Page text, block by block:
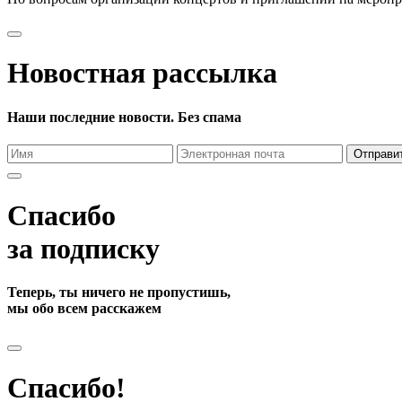
Новостная рассылка
Наши последние новости. Без спама
Спасибо
за подписку
Теперь, ты ничего не пропустишь,
мы обо всем расскажем
Спасибо!